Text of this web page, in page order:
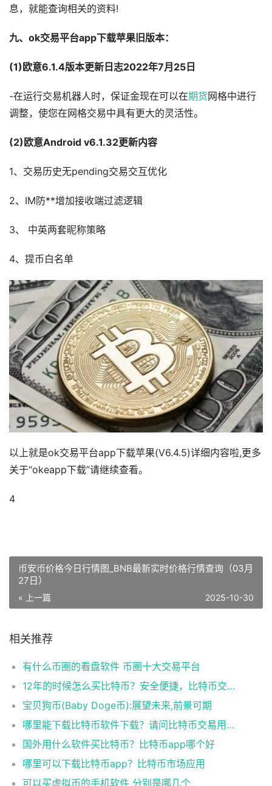
息，就能查询相关的资料!
九、ok交易平台app下载苹果旧版本：
(1)欧意6.1.4版本更新日志2022年7月25日
-在运行交易机器人时，保证金现在可以在期货 网格中进行
调整，使您在网格交易中具有更大的灵活性。
(2)欧意Android v6.1.32更新内容
1、交易历史无pending交易交互优化
2、IM防**增加接收端过滤逻辑
3、 中英两套昵称策略
4、提币白名单
以上就是ok交易平台app下载苹果(V6.4.5)详细内容啦,更多
关于“okeapp下载”请继续查看。
4
币安币价格今日行情图_BNB最新实时价格行情查询（03月
27日）
« 上一篇 2025-10-30
相关推荐
有什么币圈的看盘软件 币圈十大交易平台
12年的时候怎么买比特币？安全便捷，比特币交易首选
宝贝狗币(Baby Doge币):展望未来,前景可期
哪里能下载比特币软件下载？请问比特币交易用什么软件
国外用什么软件买比特币？比特币app哪个好
哪里可以下载比特币app？比特币市场应用
可以买虚拟币的手机软件 分别是哪几个